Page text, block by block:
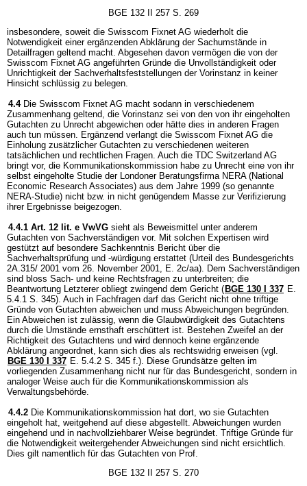
BGE 132 II 257 S. 269
insbesondere, soweit die Swisscom Fixnet AG wiederholt die
Notwendigkeit einer ergänzenden Abklärung der Sachumstände in
Detailfragen geltend macht. Abgesehen davon vermögen die von der
Swisscom Fixnet AG angeführten Gründe die Unvollständigkeit oder
Unrichtigkeit der Sachverhaltsfeststellungen der Vorinstanz in keiner
Hinsicht schlüssig zu belegen.
4.4 Die Swisscom Fixnet AG macht sodann in verschiedenem
Zusammenhang geltend, die Vorinstanz sei von den von ihr eingeholten
Gutachten zu Unrecht abgewichen oder hätte dies in anderen Fragen
auch tun müssen. Ergänzend verlangt die Swisscom Fixnet AG die
Einholung zusätzlicher Gutachten zu verschiedenen weiteren
tatsächlichen und rechtlichen Fragen. Auch die TDC Switzerland AG
bringt vor, die Kommunikationskommission habe zu Unrecht eine von ihr
selbst eingeholte Studie der Londoner Beratungsfirma NERA (National
Economic Research Associates) aus dem Jahre 1999 (so genannte
NERA-Studie) nicht bzw. in nicht genügendem Masse zur Verifizierung
ihrer Ergebnisse beigezogen.
4.4.1 Art. 12 lit. e VwVG sieht als Beweismittel unter anderem
Gutachten von Sachverständigen vor. Mit solchen Expertisen wird
gestützt auf besondere Sachkenntnis Bericht über die
Sachverhaltsprüfung und -würdigung erstattet (Urteil des Bundesgerichts
2A.315/ 2001 vom 26. November 2001, E. 2c/aa). Dem Sachverständigen
sind bloss Sach- und keine Rechtsfragen zu unterbreiten; die
Beantwortung Letzterer obliegt zwingend dem Gericht ( BGE 130 I 337 E.
5.4.1 S. 345). Auch in Fachfragen darf das Gericht nicht ohne triftige
Gründe von Gutachten abweichen und muss Abweichungen begründen.
Ein Abweichen ist zulässig, wenn die Glaubwürdigkeit des Gutachtens
durch die Umstände ernsthaft erschüttert ist. Bestehen Zweifel an der
Richtigkeit des Gutachtens und wird dennoch keine ergänzende
Abklärung angeordnet, kann sich dies als rechtswidrig erweisen (vgl.
BGE 130 I 337 E. 5.4.2 S. 345 f.). Diese Grundsätze gelten im
vorliegenden Zusammenhang nicht nur für das Bundesgericht, sondern in
analoger Weise auch für die Kommunikationskommission als
Verwaltungsbehörde.
4.4.2 Die Kommunikationskommission hat dort, wo sie Gutachten
eingeholt hat, weitgehend auf diese abgestellt. Abweichungen wurden
eingehend und in nachvollziehbarer Weise begründet. Triftige Gründe für
die Notwendigkeit weitergehender Abweichungen sind nicht ersichtlich.
Dies gilt namentlich für das Gutachten von Prof.
BGE 132 II 257 S. 270